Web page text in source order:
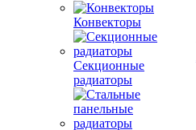
Конвекторы
Секционные
радиаторы